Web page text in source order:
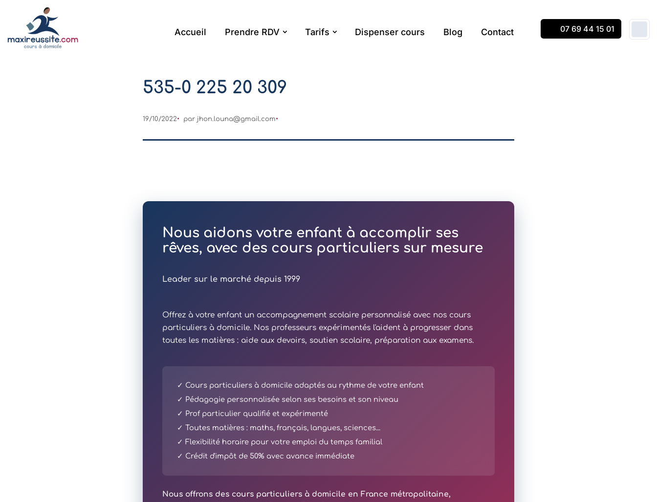
Accueil Prendre RDV Tarifs Dispenser cours Blog Contact 07 69 44 15 01
535-0 225 20 309
19/10/2022 par jhon.louna@gmail.com
Nous aidons votre enfant à accomplir ses
rêves, avec des cours particuliers sur mesure
Leader sur le marché depuis 1999
Offrez à votre enfant un accompagnement scolaire personnalisé avec nos cours
particuliers à domicile. Nos professeurs expérimentés l'aident à progresser dans
toutes les matières : aide aux devoirs, soutien scolaire, préparation aux examens.
✓ Cours particuliers à domicile adaptés au rythme de votre enfant
✓ Pédagogie personnalisée selon ses besoins et son niveau
✓ Prof particulier qualifié et expérimenté
✓ Toutes matières : maths, français, langues, sciences...
✓ Flexibilité horaire pour votre emploi du temps familial
✓ Crédit d'impôt de 50% avec avance immédiate
Nous offrons des cours particuliers à domicile en France métropolitaine,